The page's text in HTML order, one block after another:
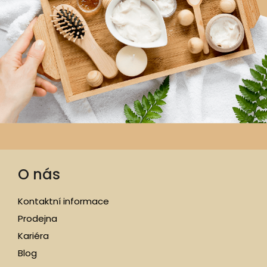
O nás
Kontaktní informace
Prodejna
Kariéra
Blog